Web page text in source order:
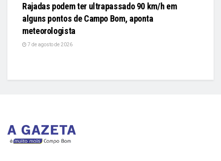
Rajadas podem ter ultrapassado 90 km/h em
alguns pontos de Campo Bom, aponta
meteorologista
7 de agosto de 2026